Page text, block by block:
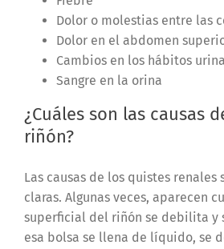
Dolor o molestias entre las
Dolor en el abdomen
Cambios en los hábitos
Sangre en la orina
¿Cuáles son las causas
riñón?
Las causas de los quistes renales
claras. Algunas veces, aparecen
superficial del riñón se debilita y
esa bolsa se llena de líquido, se